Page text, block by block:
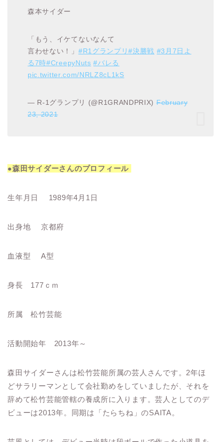
森本サイダー
「もう、イケてないなんて
言わせない！」 #R1グランプリ#決勝戦 #3月7日よ
る7時#CreepyNuts #バレる
pic.twitter.com/NRLZ8cL1kS
— R-1グランプリ (@R1GRANDPRIX) February
23, 2021
●森田サイダーさんのプロフィール
生年月日 1989年4月1日
出身地 京都府
血液型 A型
身長 177ｃｍ
所属 松竹芸能
活動開始年 2013年～
森田サイダーさんは松竹芸能所属の芸人さんです。2年ほ
どサラリーマンとして会社勤めをしていましたが、それを
辞めて松竹芸能管轄の養成所に入ります。芸人としてのデ
ビューは2013年。同期は「たらちね」のSAITA。